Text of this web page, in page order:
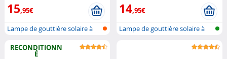
15,95€
Lampe de gouttière solaire à
14,95€
Lampe de gouttière solaire à
RECONDITIONN
É